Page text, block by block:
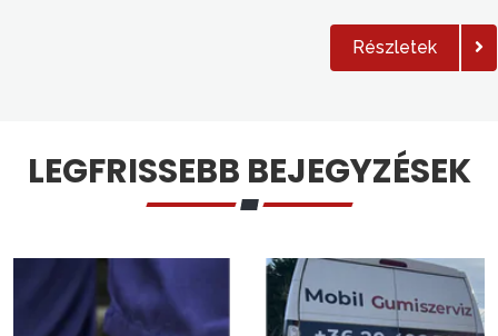
Részletek
LEGFRISSEBB BEJEGYZÉSEK